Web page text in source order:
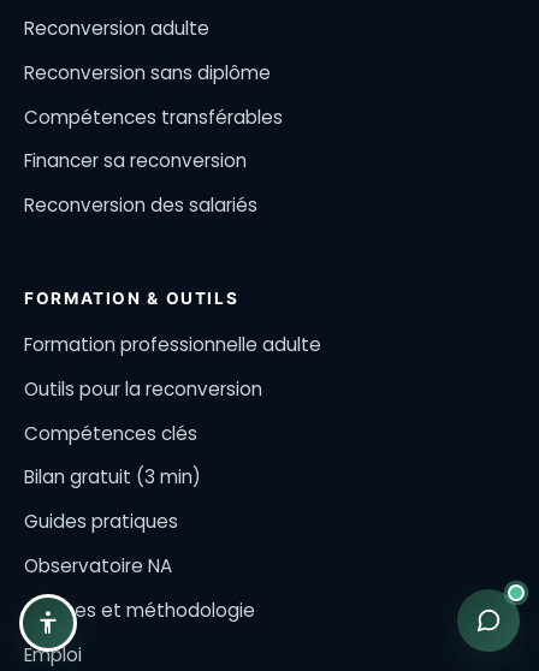
Reconversion adulte
Reconversion sans diplôme
Compétences transférables
Financer sa reconversion
Reconversion des salariés
FORMATION & OUTILS
Formation professionnelle adulte
Outils pour la reconversion
Compétences clés
Bilan gratuit (3 min)
Guides pratiques
Observatoire NA
Sources et méthodologie
Emploi